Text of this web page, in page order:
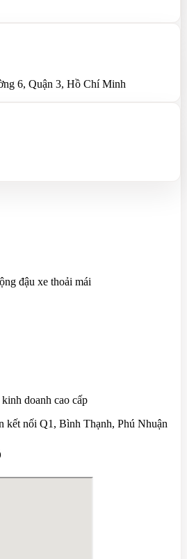
6, Quận 3, Hồ Chí Minh
đậu xe thoải mái
doanh cao cấp
kết nối Q1, Bình Thạnh, Phú Nhuận